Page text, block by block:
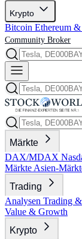
Krypto
Bitcoin Ethereum
Community Broker
Märkte
DAX/MDAX
Märkte Asien-
Trading
Analysen Trading
Value & Growth
Krypto